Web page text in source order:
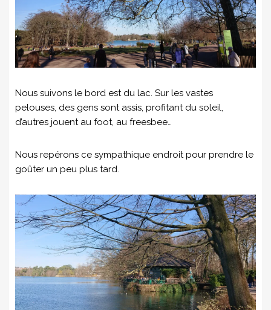
Nous suivons le bord est du lac. Sur les vastes
pelouses, des gens sont assis, profitant du soleil,
d’autres jouent au foot, au freesbee…
Nous repérons ce sympathique endroit pour prendre le
goûter un peu plus tard.